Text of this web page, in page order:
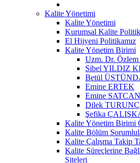
Kalite Yönetimi
Kalite Yönetimi
Kurumsal Kalite
El Hijyeni Politikamız
Kalite Yönetim Birimi
Uzm. Dr.
Sibel YILDIZ
Betül
Emine ERTEK
Emine SATCAN
Dilek TURUNÇ
Şefika
Kalite Yönetim Birimi
Kalite Bölüm
Kalite Çalışma Takip
Kalite Süreçlerine
Siteleri